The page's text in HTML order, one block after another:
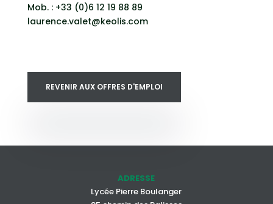
Mob. : +33 (0)6 12 19 88 89
laurence.valet@keolis.com
REVENIR AUX OFFRES D'EMPLOI
ADRESSE
Lycée Pierre Boulanger